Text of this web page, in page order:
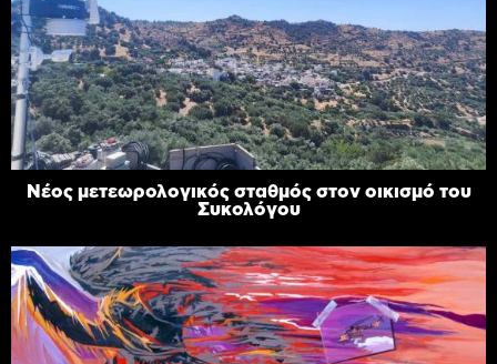
Νέος μετεωρολογικός σταθμός στον οικισμό του
Συκολόγου